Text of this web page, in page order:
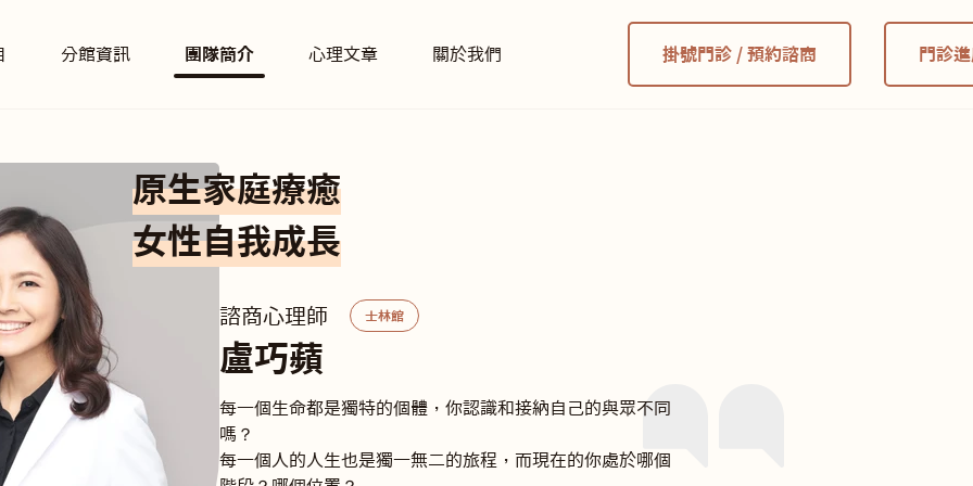
分館資訊 團隊簡介 心理文章 關於我們 掛號門診 / 預約諮商 門診
原生家庭療癒
女性自我成長
諮商心理師 士林館
盧巧蘋
每一個生命都是獨特的個體，你認識和接納自己的與眾不同
嗎？
每一個人的人生也是獨一無二的旅程，而現在的你處於哪個